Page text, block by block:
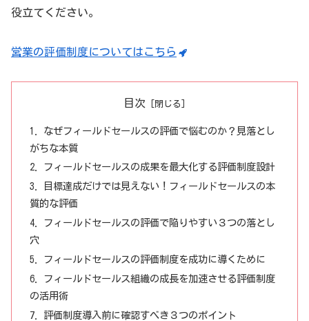
役立てください。
営業の評価制度についてはこちら
目次
なぜフィールドセールスの評価で悩むのか？見落とし
がちな本質
フィールドセールスの成果を最大化する評価制度設計
目標達成だけでは見えない！フィールドセールスの本
質的な評価
フィールドセールスの評価で陥りやすい３つの落とし
穴
フィールドセールスの評価制度を成功に導くために
フィールドセールス組織の成長を加速させる評価制度
の活用術
評価制度導入前に確認すべき３つのポイント